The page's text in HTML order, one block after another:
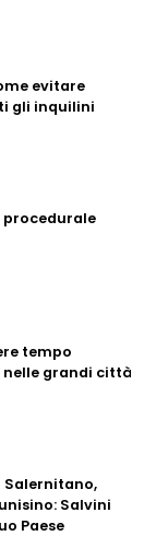
evitare
gli inquilini
tempo
grandi città
Salernitano,
Salvini
Paese